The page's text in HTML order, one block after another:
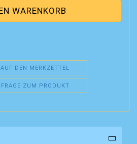
AUF DEN MERKZETTEL
FRAGE ZUM PRODUKT